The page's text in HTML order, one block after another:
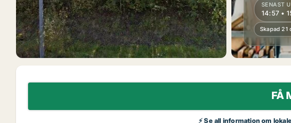
SENAST
14:57 •
Skapad 21
FÅ
⚡ Se all information om